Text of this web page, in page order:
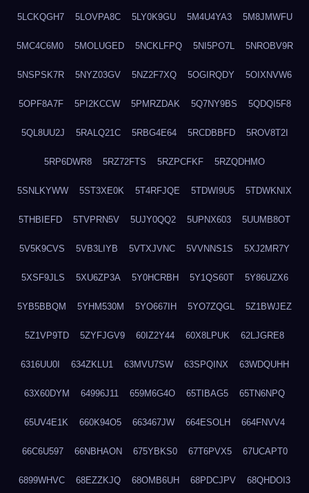
5LCKQGH7 5LOVPA8C 5LY0K9GU 5M4U4YA3 5M8JMWFU
5MC4C6M0 5MOLUGED 5NCKLFPQ 5NI5PO7L 5NROBV9R
5NSPSK7R 5NYZ03GV 5NZ2F7XQ 5OGIRQDY 5OIXNVW6
5OPF8A7F 5PI2KCCW 5PMRZDAK 5Q7NY9BS 5QDQI5F8
5QL8UU2J 5RALQ21C 5RBG4E64 5RCDBBFD 5ROV8T2I
5RP6DWR8 5RZ72FTS 5RZPCFKF 5RZQDHMO
5SNLKYWW 5ST3XE0K 5T4RFJQE 5TDWI9U5 5TDWKNIX
5THBIEFD 5TVPRN5V 5UJY0QQ2 5UPNX603 5UUMB8OT
5V5K9CVS 5VB3LIYB 5VTXJVNC 5VVNNS1S 5XJ2MR7Y
5XSF9JLS 5XU6ZP3A 5Y0HCRBH 5Y1QS60T 5Y86UZX6
5YB5BBQM 5YHM530M 5YO667IH 5YO7ZQGL 5Z1BWJEZ
5Z1VP9TD 5ZYFJGV9 60IZ2Y44 60X8LPUK 62LJGRE8
6316UU0I 634ZKLU1 63MVU7SW 63SPQINX 63WDQUHH
63X60DYM 64996J11 659M6G4O 65TIBAG5 65TN6NPQ
65UV4E1K 660K94O5 663467JW 664ESOLH 664FNVV4
66C6U597 66NBHAON 675YBKS0 67T6PVX5 67UCAPT0
6899WHVC 68EZZKJQ 68OMB6UH 68PDCJPV 68QHDOI3